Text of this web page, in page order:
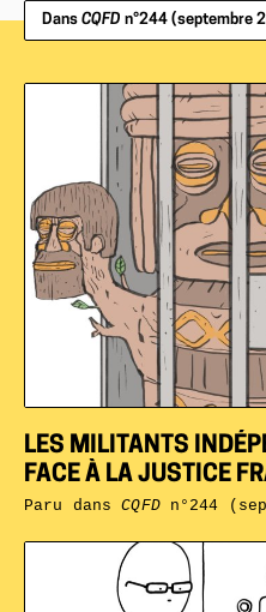
Dans CQFD n°244 (septembre
LES MILITANTS
FACE À LA JUSTICE
Paru dansCQFDn°244